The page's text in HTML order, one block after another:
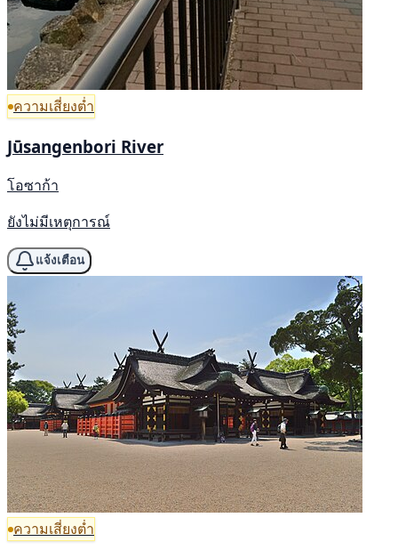
ความเสี่ยงต่ำ
Jūsangenbori River
โอซาก้า
ยังไม่มีเหตุการณ์
แจ้งเตือน
ความเสี่ยงต่ำ